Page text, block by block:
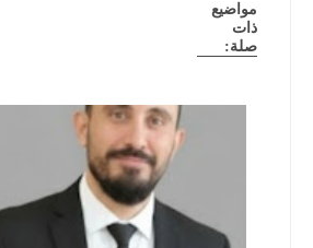
مواضيع
ذات
صلة: